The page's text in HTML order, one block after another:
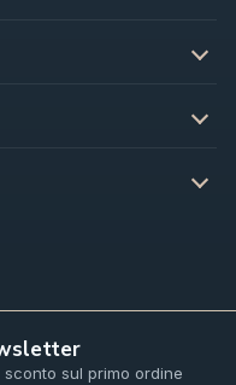
sul primo ordine